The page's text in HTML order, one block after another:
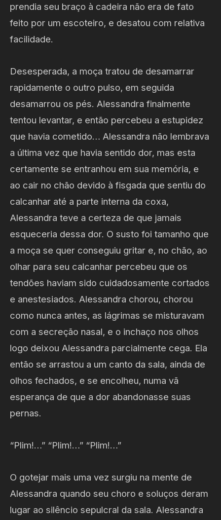
prendia seu braço à cadeira não era de fato
feito por um escoteiro, e desatou com relativa
facilidade.
Desesperada, a moça tratou de desamarrar
rapidamente o outro pulso, em seguida
desamarrou os pés. Alessandra finalmente
tentou levantar, e então percebeu a estupidez
que havia cometido… Alessandra não lembrava
a última vez que havia sentido dor, mas esta
certamente se entranhou em sua memória, e
ao cair no chão devido à fisgada que sentiu do
calcanhar até a parte interna da coxa,
Alessandra teve a certeza de que jamais
esqueceria dessa dor. O susto foi tamanho que
a moça se quer conseguiu gritar e, no chão, ao
olhar para seu calcanhar percebeu que os
tendões haviam sido cuidadosamente cortados
e anestesiados. Alessandra chorou, chorou
como nunca antes, as lágrimas se misturavam
com a secreção nasal, e o inchaço nos olhos
logo deixou Alessandra parcialmente cega. Ela
então se arrastou a um canto da sala, ainda de
olhos fechados, e se encolheu, numa vã
esperança de que a dor abandonasse suas
pernas.
“Plim!…” “Plim!…” “Plim!…”
O gotejar mais uma vez surgiu na mente de
Alessandra quando seu choro e soluços deram
lugar ao silêncio sepulcral da sala. Alessandra